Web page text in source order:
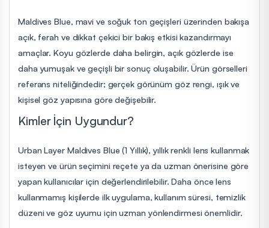
Maldives Blue, mavi ve soğuk ton geçişleri üzerinden bakışa
açık, ferah ve dikkat çekici bir bakış etkisi kazandırmayı
amaçlar. Koyu gözlerde daha belirgin, açık gözlerde ise
daha yumuşak ve geçişli bir sonuç oluşabilir. Ürün görselleri
referans niteliğindedir; gerçek görünüm göz rengi, ışık ve
kişisel göz yapısına göre değişebilir.
Kimler İçin Uygundur?
Urban Layer Maldives Blue (1 Yıllık), yıllık renkli lens kullanmak
isteyen ve ürün seçimini reçete ya da uzman önerisine göre
yapan kullanıcılar için değerlendirilebilir. Daha önce lens
kullanmamış kişilerde ilk uygulama, kullanım süresi, temizlik
düzeni ve göz uyumu için uzman yönlendirmesi önemlidir.